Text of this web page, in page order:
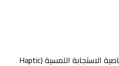
فأرة لاسلكية عالية الأداء مع خاصية الاستجابة اللمسية (Haptic